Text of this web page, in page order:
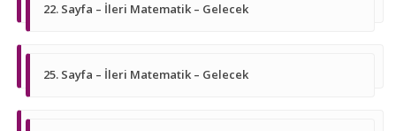
22. Sayfa – İleri Matematik – Gelecek
25. Sayfa – İleri Matematik – Gelecek